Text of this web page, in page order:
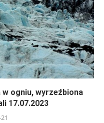
ogniu, wyrzeźbiona
17.07.2023